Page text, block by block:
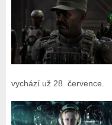
vychází už 28. července.